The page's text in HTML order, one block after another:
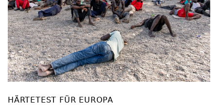
HÄRTETEST FÜR EUROPA